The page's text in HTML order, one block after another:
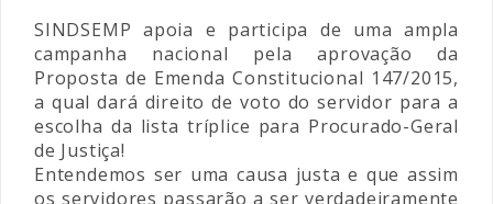
SINDSEMP apoia e participa de uma ampla
campanha nacional pela aprovação da
Proposta de Emenda Constitucional 147/2015,
a qual dará direito de voto do servidor para a
escolha da lista tríplice para Procurado-Geral
de Justiça!
Entendemos ser uma causa justa e que assim
os servidores passarão a ser verdadeiramente